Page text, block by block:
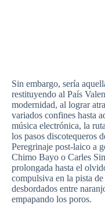
Sin embargo, sería
restituyendo al País
modernidad, al lograr
variados confines hasta
música electrónica, la
los pasos discotequeros
Peregrinaje post-laico a
Chimo Bayo o Carles
prolongada hasta el
compulsiva en la pista
desbordados entre
empapando los poros.